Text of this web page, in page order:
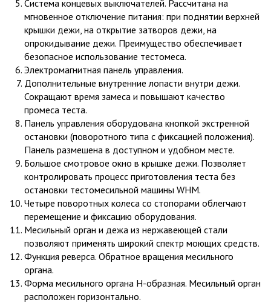
Система концевых выключателей. Рассчитана на
мгновенное отключение питания: при поднятии верхней
крышки дежи, на открытие затворов дежи, на
опрокидывание дежи. Преимущество обеспечивает
безопасное использование тестомеса.
Электромагнитная панель управления.
Дополнительные внутренние лопасти внутри дежи.
Сокращают время замеса и повышают качество
промеса теста.
Панель управления оборудована кнопкой экстренной
остановки (поворотного типа с фиксацией положения).
Панель размешена в доступном и удобном месте.
Большое смотровое окно в крышке дежи. Позволяет
контролировать процесс приготовления теста без
остановки тестомесильной машины WHM.
Четыре поворотных колеса со стопорами облегчают
перемещение и фиксацию оборудования.
Месильный орган и дежа из нержавеющей стали
позволяют применять широкий спектр моющих средств.
Функция реверса. Обратное вращения месильного
органа.
Форма месильного органа H-образная. Месильный орган
расположен горизонтально.